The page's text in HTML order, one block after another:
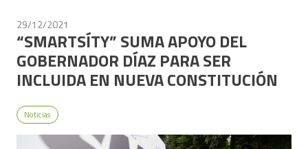
29/12/2021
“SMARTSÍTY” SUMA APOYO DEL
GOBERNADOR DÍAZ PARA SER
INCLUIDA EN NUEVA CONSTITUCIÓN
Noticias